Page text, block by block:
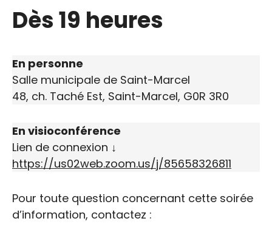
Dès 19 heures
En personne
Salle municipale de Saint-Marcel
48, ch. Taché Est, Saint-Marcel, G0R 3R0
En visioconférence
Lien de connexion ↓
https://us02web.zoom.us/j/85658326811
Pour toute question concernant cette soirée
d’information, contactez :